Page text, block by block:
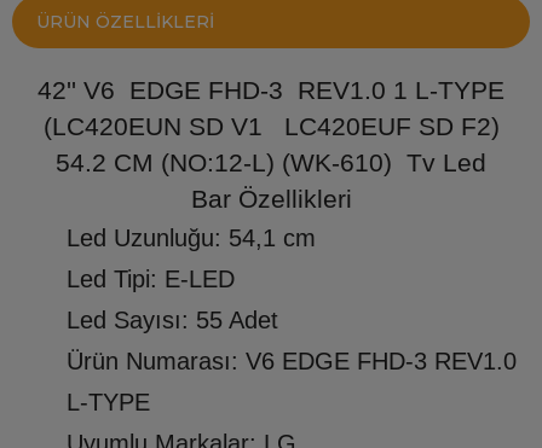
ÜRÜN ÖZELLIKLERI
42'' V6 EDGE FHD-3 REV1.0 1 L-TYPE
(LC420EUN SD V1 LC420EUF SD F2)
54.2 CM (NO:12-L) (WK-610) Tv Led
Bar Özellikleri
Led Uzunluğu: 54,1 cm
Led Tipi: E-LED
Led Sayısı: 55 Adet
Ürün Numarası: V6 EDGE FHD-3 REV1.0
L-TYPE